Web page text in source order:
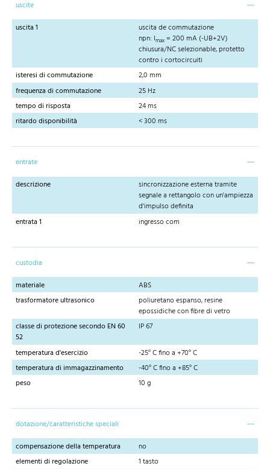
uscite
uscita 1
uscita de commutazione
npn: Imax = 200 mA (-UB+2V)
chiusura/NC selezionable, protetto
contro i cortocircuiti
isteresi di commutazione
2,0 mm
frequenza di commutazione
25 Hz
tempo di risposta
24 ms
ritardo disponibilità
< 300 ms
entrate
descrizione
sincronizzazione esterna tramite
segnale a rettangolo con un'ampiezza
d'impulso definita
entrata 1
ingresso com
custodia
materiale
ABS
trasformatore ultrasonico
poliuretano espanso, resine
epossidiche con fibre di vetro
classe di protezione secondo EN 60
52
IP 67
temperatura d'esercizio
-25° C fino a +70° C
temperatura di immagazzinamento
-40° C fino a +85° C
peso
10 g
dotazione/caratteristiche speciali
compensazione della temperatura
no
elementi di regolazione
1 tasto